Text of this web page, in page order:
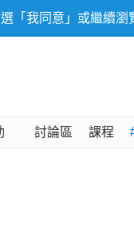
「我同意」或繼續
討論區 課程